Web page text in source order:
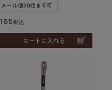
メール便30個まで可
165税込
カートに入れる